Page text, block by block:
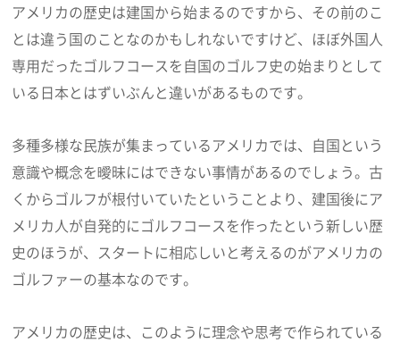
アメリカの歴史は建国から始まるのですから、その前のこ
とは違う国のことなのかもしれないですけど、ほぼ外国人
専用だったゴルフコースを自国のゴルフ史の始まりとして
いる日本とはずいぶんと違いがあるものです。
多種多様な民族が集まっているアメリカでは、自国という
意識や概念を曖昧にはできない事情があるのでしょう。古
くからゴルフが根付いていたということより、建国後にア
メリカ人が自発的にゴルフコースを作ったという新しい歴
史のほうが、スタートに相応しいと考えるのがアメリカの
ゴルファーの基本なのです。
アメリカの歴史は、このように理念や思考で作られている